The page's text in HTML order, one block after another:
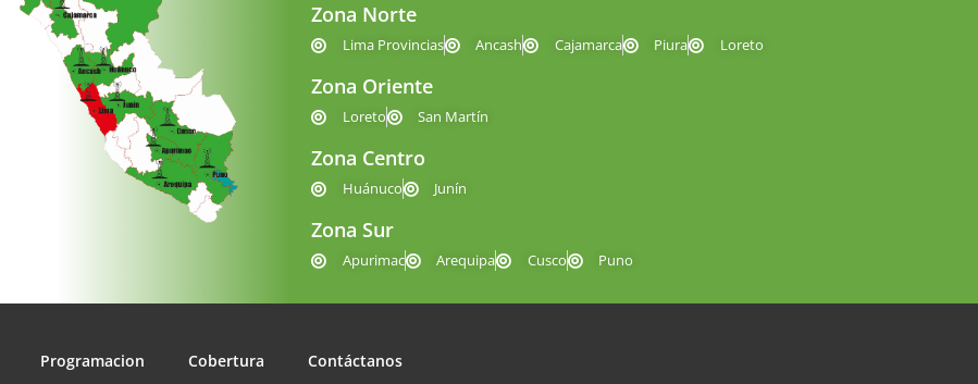
Zona Norte
Lima Provincias Ancash Cajamarca Piura Loreto
Zona Oriente
Loreto San Martín
Zona Centro
Huánuco Junín
Zona Sur
Apurimac Arequipa Cusco Puno
Programacion Cobertura Contáctanos